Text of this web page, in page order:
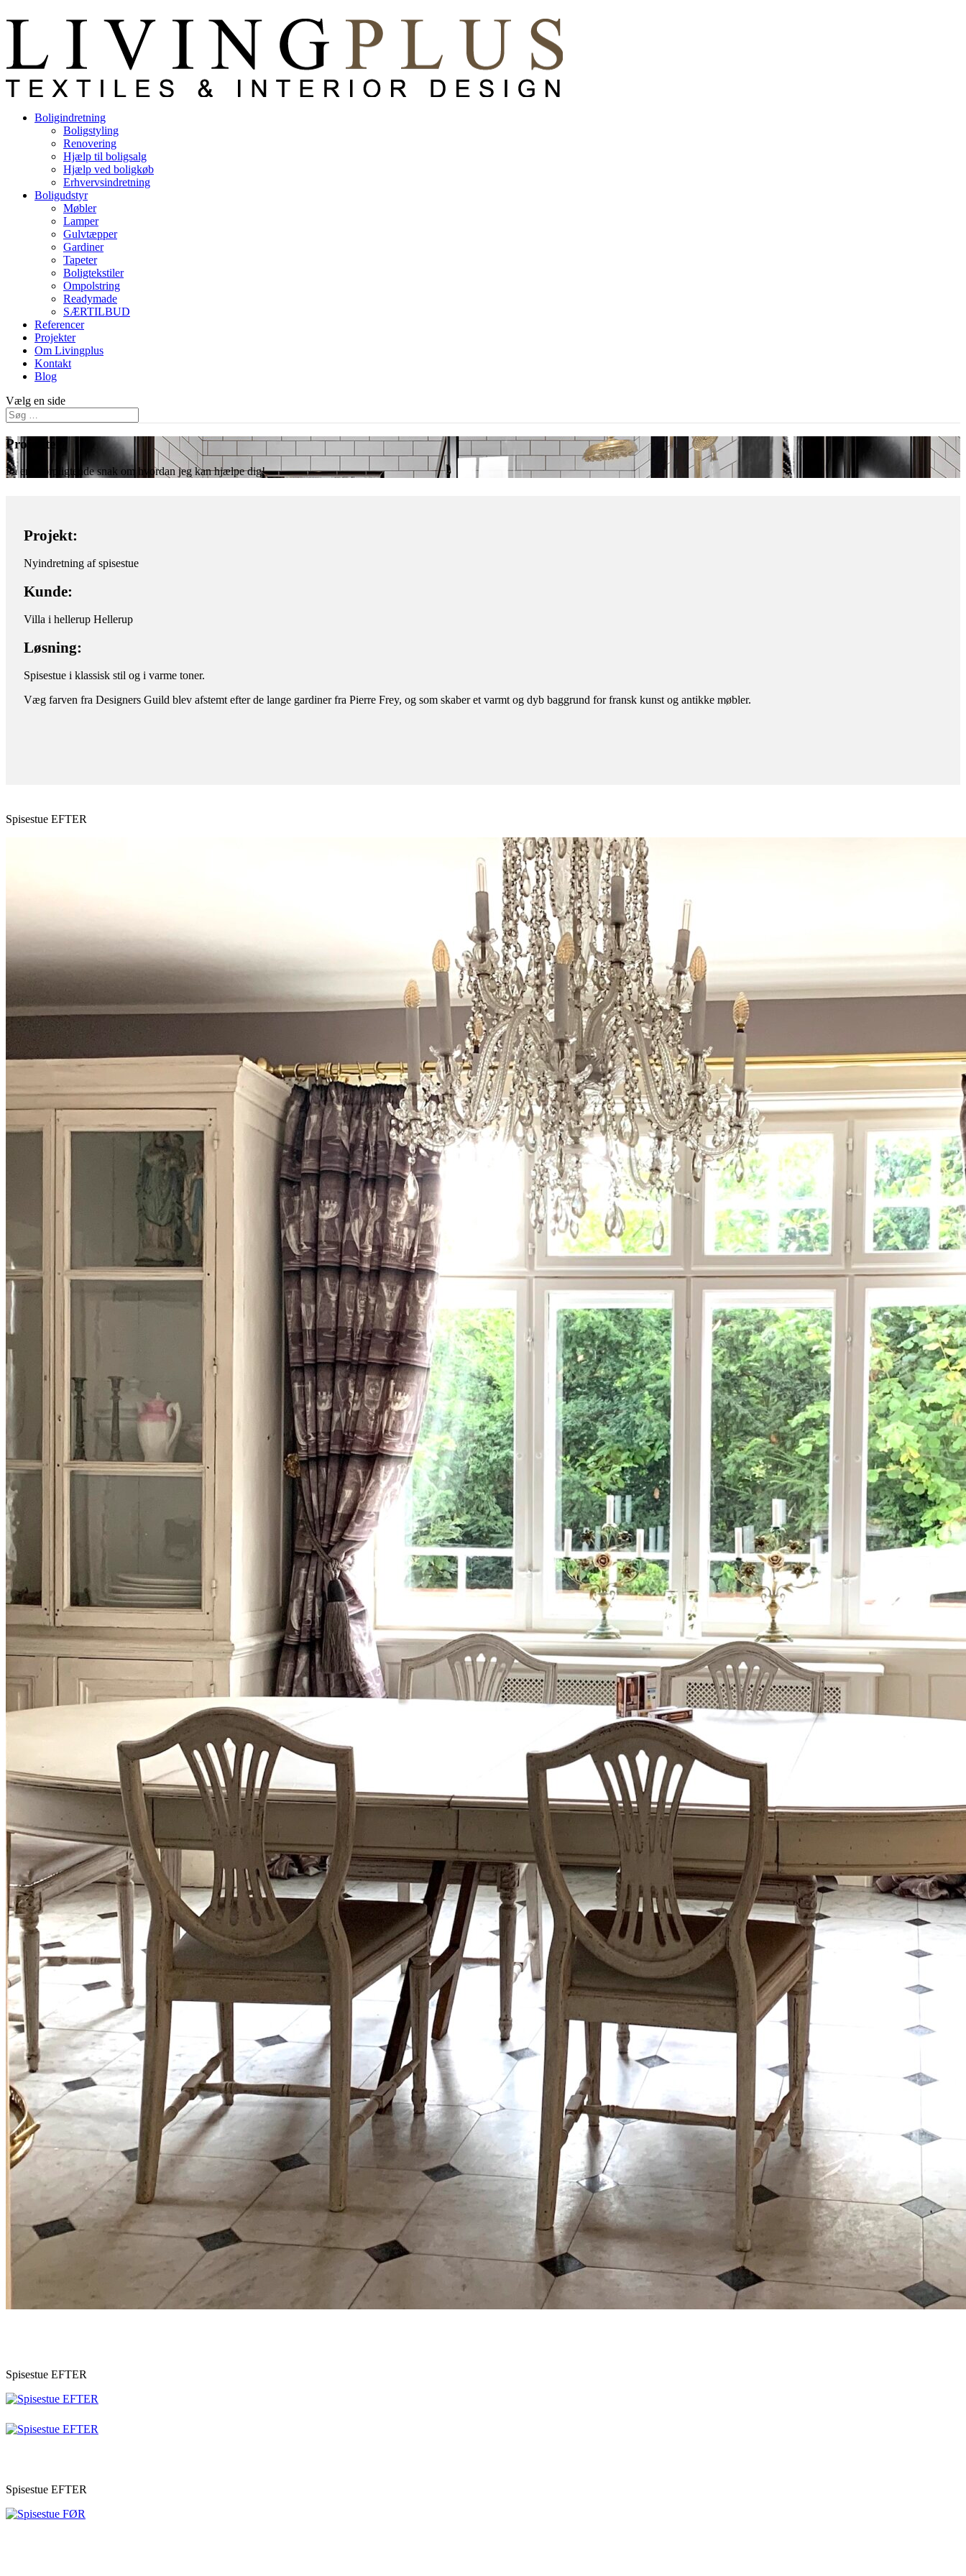
Boligindretning
Boligstyling
Renovering
Hjælp til boligsalg
Hjælp ved boligkøb
Erhvervsindretning
Boligudstyr
Møbler
Lamper
Gulvtæpper
Gardiner
Tapeter
Boligtekstiler
Ompolstring
Readymade
SÆRTILBUD
Referencer
Projekter
Om Livingplus
Kontakt
Blog
Vælg en side
Projekter
Få en uforpligtende snak om hvordan jeg kan hjælpe dig!
Projekt:
Nyindretning af spisestue
Kunde:
Villa i hellerup Hellerup
Løsning:
Spisestue i klassisk stil og i varme toner.
Væg farven fra Designers Guild blev afstemt efter de lange gardiner fra Pierre Frey, og som skaber et varmt og dyb baggrund for fransk kunst og antikke møbler.
Spisestue EFTER
Spisestue EFTER
Spisestue EFTER